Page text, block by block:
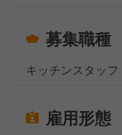
募集職種
キッチンスタッフ
雇用形態